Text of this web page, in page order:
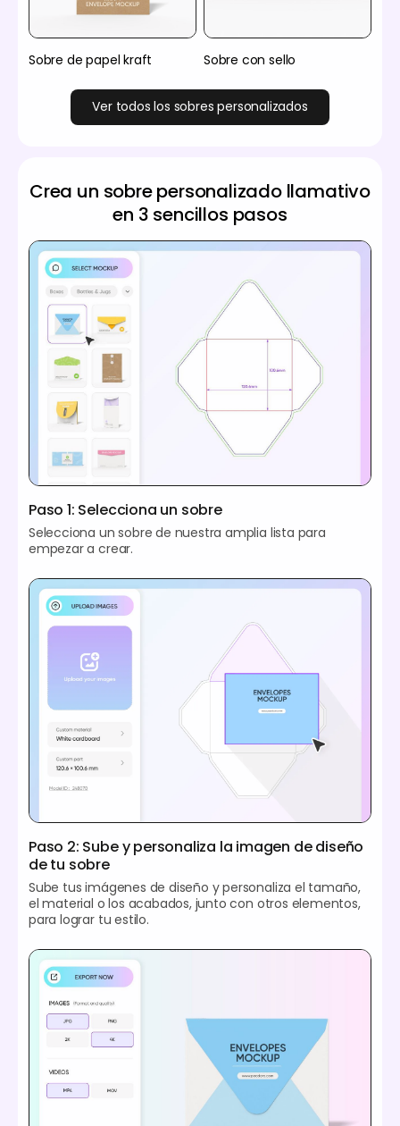
Sobre de papel kraft Sobre con sello
Ver todos los sobres personalizados
Crea un sobre personalizado llamativo
en 3 sencillos pasos
Paso 1: Selecciona un sobre
Selecciona un sobre de nuestra amplia lista para
empezar a crear.
Paso 2: Sube y personaliza la imagen de diseño
de tu sobre
Sube tus imágenes de diseño y personaliza el tamaño,
el material o los acabados, junto con otros elementos,
para lograr tu estilo.